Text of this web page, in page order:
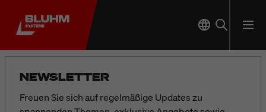
NEWSLETTER
Freuen Sie sich auf regelmäßige Updates zu